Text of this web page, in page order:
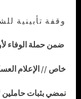
وقفة تأبينية
خاص // الإعلام
نمضي بثبات حاملين